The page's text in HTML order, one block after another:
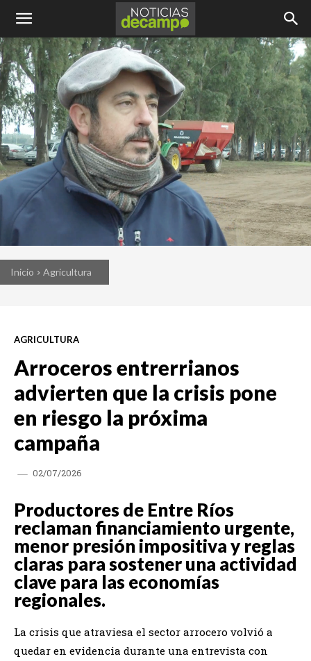
Inicio Agricultura
AGRICULTURA
Arroceros entrerrianos
advierten que la crisis pone
en riesgo la próxima
campaña
02/07/2026
Productores de Entre Ríos
reclaman financiamiento urgente,
menor presión impositiva y reglas
claras para sostener una actividad
clave para las economías
regionales.
La crisis que atraviesa el sector arrocero volvió a
quedar en evidencia durante una entrevista con